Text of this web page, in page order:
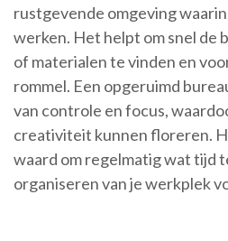
rustgevende omgeving
werken. Het helpt om snel de
of materialen te vinden en
rommel. Een opgeruimd
van controle en focus,
creativiteit kunnen floreren.
waard om regelmatig wat tijd
organiseren van je werkplek